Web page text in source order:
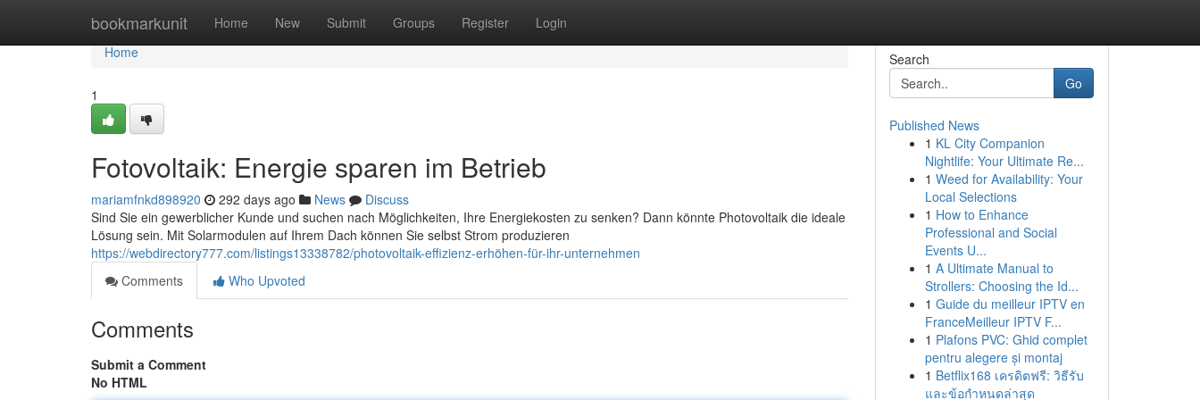
bookmarkunit Home New Submit Groups Register Login
Home
Home
1
Fotovoltaik: Energie sparen im Betrieb
mariamfnkd898920 292 days ago News
Discuss
Sind Sie ein gewerblicher Kunde und suchen nach Möglichkeiten, Ihre Energiekosten zu senken? Dann könnte Photovoltaik die ideale
Lösung sein. Mit Solarmodulen auf Ihrem Dach können Sie selbst Strom produzieren
https://webdirectory777.com/listings13338782/photovoltaik-effizienz-erhöhen-für-ihr-unternehmen
Comments
Who Upvoted
Comments
Submit a Comment
No HTML
Search
Go
Published News
1 KL City Companion
Nightlife: Your Ultimate Re...
1 Weed for Availability: Your
Local Selections
1 How to Enhance
Professional and Social
Events U...
1 A Ultimate Manual to
Strollers: Choosing the Id...
1 Guide du meilleur IPTV en
FranceMeilleur IPTV F...
1 Plafons PVC: Ghid complet
pentru alegere și montaj
1 Betflix168 เครดิตฟรี: วิธีรับ
และข้อกำหนดล่าสุด